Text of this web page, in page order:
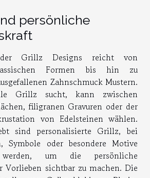
persönliche
Grillz Designs reicht von
Formen bis hin zu
Zahnschmuck Mustern.
Grillz sucht, kann zwischen
filigranen Gravuren oder der
von Edelsteinen wählen.
sind personalisierte Grillz, bei
Symbole oder besondere Motive
werden, um die persönliche
Vorlieben sichtbar zu machen. Die